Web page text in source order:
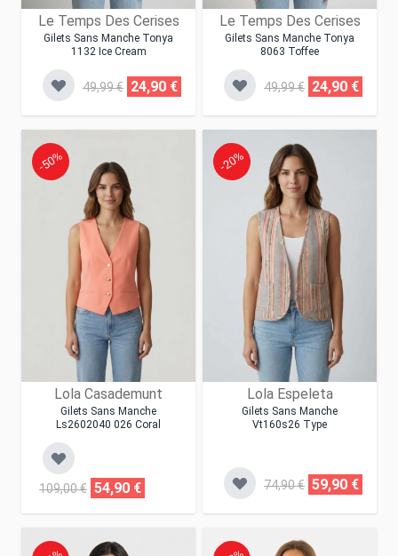
Le Temps Des Cerises
Gilets Sans Manche Tonya
1132 Ice Cream
49,99 € 24,90 €
Le Temps Des Cerises
Gilets Sans Manche Tonya
8063 Toffee
49,99 € 24,90 €
Lola Casademunt
Gilets Sans Manche
Ls2602040 026 Coral
-50%
109,00 € 54,90 €
Lola Espeleta
Gilets Sans Manche
Vt160s26 Type
-20%
74,90 € 59,90 €